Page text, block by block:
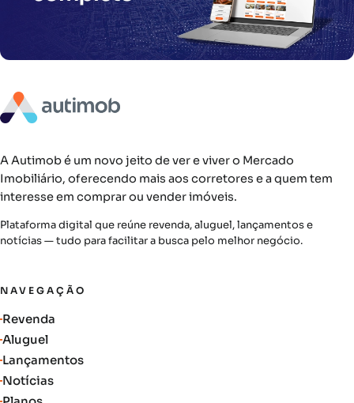
A Autimob é um novo jeito de ver e viver o Mercado
Imobiliário, oferecendo mais aos corretores e a quem tem
interesse em comprar ou vender imóveis.
Plataforma digital que reúne revenda, aluguel, lançamentos e
notícias — tudo para facilitar a busca pelo melhor negócio.
NAVEGAÇÃO
Revenda
Aluguel
Lançamentos
Notícias